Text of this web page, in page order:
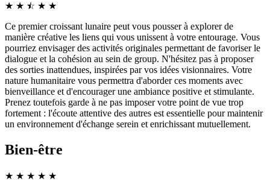
★ ★ ☆
★ ★ ★
Ce premier croissant lunaire peut vous pousser à explorer de
manière créative les liens qui vous unissent à votre entourage. Vous
pourriez envisager des activités originales permettant de favoriser le
dialogue et la cohésion au sein de group. N'hésitez pas à proposer
des sorties inattendues, inspirées par vos idées visionnaires. Votre
nature humanitaire vous permettra d'aborder ces moments avec
bienveillance et d'encourager une ambiance positive et stimulante.
Prenez toutefois garde à ne pas imposer votre point de vue trop
fortement : l'écoute attentive des autres est essentielle pour maintenir
un environnement d'échange serein et enrichissant mutuellement.
Bien-être
★ ★ ★ ★ ★